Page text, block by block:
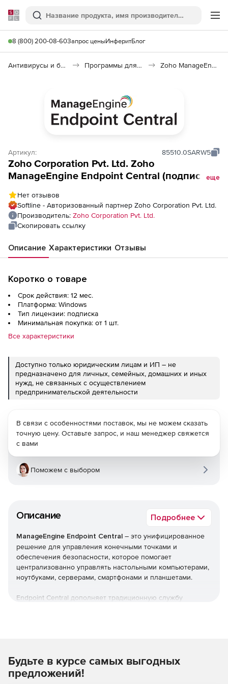
Softline
Поиск
8 (800) 200-08-60Запрос ценыИнферитБлог
Антивирусы и безопасность Программы для защиты информации Zoho ManageEngine Endpoint Central
Артикул: 85510.0SARW5
Zoho Corporation Pvt. Ltd. Zoho
ManageEngine Endpoint Central (подписка
Annual), fee for 1000 Workstations
еще
Нет отзывов
Softline - Авторизованный партнер Zoho Corporation Pvt. Ltd.
Производитель: Zoho Corporation Pvt. Ltd.
Скопировать ссылку
Описание Характеристики Отзывы
Коротко о товаре
Срок действия: 12 мес.
Платформа: Windows
Тип лицензии: подписка
Минимальная покупка: от 1 шт.
Все характеристики
Доступно только юридическим лицам и ИП – не
предназначено для личных, семейных, домашних и иных
нужд, не связанных с осуществлением
предпринимательской деятельности
Описание Подробнее
ManageEngine Endpoint Central – это унифицированное
решение для управления конечными точками и
обеспечения безопасности, которое помогает
централизованно управлять настольными компьютерами,
ноутбуками, серверами, смартфонами и планшетами.
Endpoint Central дополняет традиционную службу
образов и развертывание ОС. Кроме того,решение
позволяет управлять активами и лицензиями на ПО,
отслеживать статистику использования ПО, управлять
В связи с особенностями поставок, мы не можем сказать
точную цену. Оставьте запрос, и наш менеджер свяжется
с вами
Поможем с выбором
Будьте в курсе самых выгодных
предложений!